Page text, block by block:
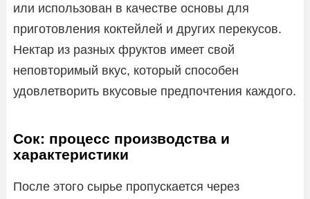
или использован в качестве основы для
приготовления коктейлей и других перекусов.
Нектар из разных фруктов имеет свой
неповторимый вкус, который способен
удовлетворить вкусовые предпочтения каждого.
Сок: процесс производства и
характеристики
После этого сырье пропускается через